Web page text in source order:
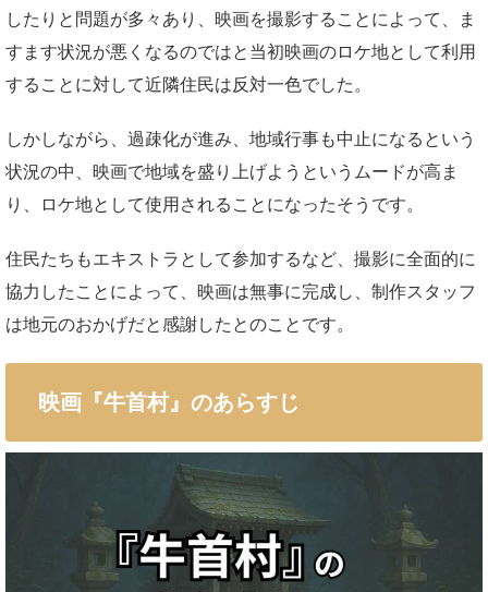
したりと問題が多々あり、映画を撮影することによって、ま
すます状況が悪くなるのではと当初映画のロケ地として利用
することに対して近隣住民は反対一色でした。
しかしながら、過疎化が進み、地域行事も中止になるという
状況の中、映画で地域を盛り上げようというムードが高ま
り、ロケ地として使用されることになったそうです。
住民たちもエキストラとして参加するなど、撮影に全面的に
協力したことによって、映画は無事に完成し、制作スタッフ
は地元のおかげだと感謝したとのことです。
映画『牛首村』のあらすじ